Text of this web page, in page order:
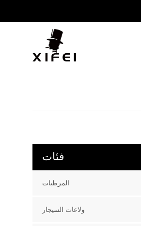
فئات
المرطبات
ولاعات السيجار